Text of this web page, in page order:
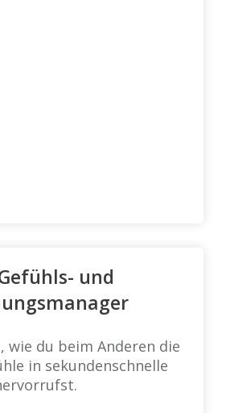
und
wie du beim Anderen die
in sekundenschnelle